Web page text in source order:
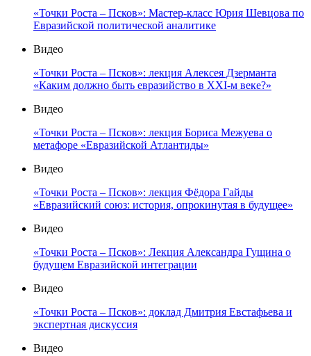
«Точки Роста – Псков»: Мастер-класс Юрия Шевцова по
Евразийской политической аналитике
Видео
«Точки Роста – Псков»: лекция Алексея Дзерманта
«Каким должно быть евразийство в XXI-м веке?»
Видео
«Точки Роста – Псков»: лекция Бориса Межуева о
метафоре «Евразийской Атлантиды»
Видео
«Точки Роста – Псков»: лекция Фёдора Гайды
«Евразийский союз: история, опрокинутая в будущее»
Видео
«Точки Роста – Псков»: Лекция Александра Гущина о
будущем Евразийской интеграции
Видео
«Точки Роста – Псков»: доклад Дмитрия Евстафьева и
экспертная дискуссия
Видео